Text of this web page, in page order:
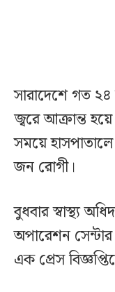
সারাদেশে গত ২৪
জ্বরে আক্রান্ত
সময়ে
জন রোগী।
বুধবার স্বাস্থ্য
অপারেশন
এক প্রেস